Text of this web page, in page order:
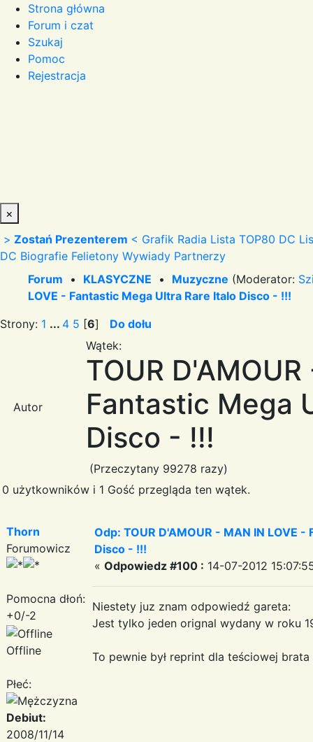
Strona główna
Forum i czat
Szukaj
Pomoc
Rejestracja
×
> Zostań Prezenterem < Grafik Radia Lista TOP80 DC
DC Biografie Felietony Wywiady Partnerzy
Forum • KLASYCZNE • Muzyczne (Moderator:
LOVE - Fantastic Mega Ultra Rare Italo Disco - !!!
Strony: 1 ... 4 5 [6] Do dołu
Autor
Wątek:
TOUR
Fantastic Mega
Disco - !!!
(Przeczytany 99278 razy)
0 użytkowników i 1 Gość przegląda ten wątek.
Thorn
Forumowicz
Pomocna dłoń:
+0/-2
Offline
Płeć:
Debiut:
2008/11/14
Odp: TOUR D'AMOUR - MAN IN LOVE
Disco - !!!
« Odpowiedz #100 : 14-07-2012
Niestety juz znam odpowiedź gareta:
Jest tylko jeden orignal wydany w roku
To pewnie był reprint dla teściowej brata